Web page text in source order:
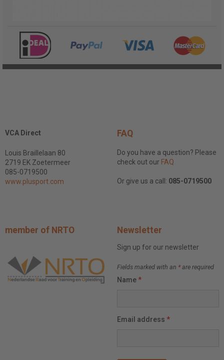
VCA Direct
Louis Braillelaan 80
2719 EK Zoetermeer
085-0719500
www.plusport.com
FAQ
Do you have a question? Please
check out our FAQ
Or give us a call: 085-0719500
member of NRTO Newsletter
Sign up for our newsletter
Fields marked with an *are required
Name *
Email address *